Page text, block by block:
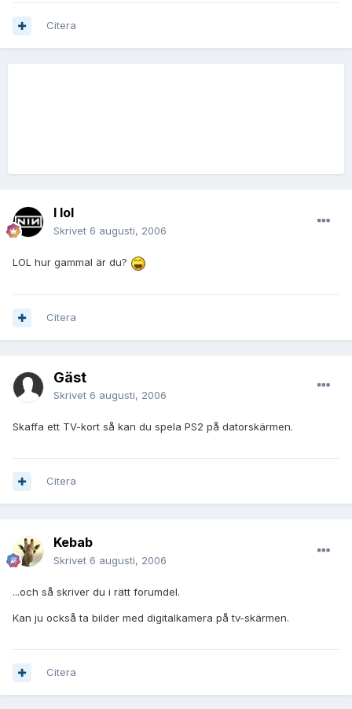
Citera
I lol
Skrivet 6 augusti, 2006
LOL hur gammal är du?
Citera
Gäst
Skrivet 6 augusti, 2006
Skaffa ett TV-kort så kan du spela PS2 på datorskärmen.
Citera
Kebab
Skrivet 6 augusti, 2006
...och så skriver du i rätt forumdel.
Kan ju också ta bilder med digitalkamera på tv-skärmen.
Citera